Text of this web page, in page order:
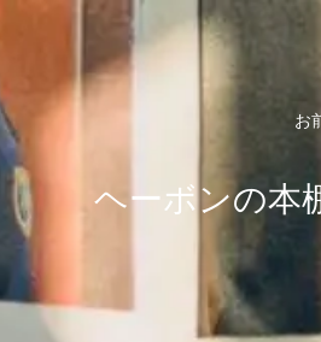
お
ヘーボンの本